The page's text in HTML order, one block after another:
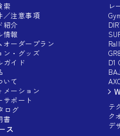
索
／注意事項
紹介
情報
オーダープラン
ン・グッズ
ガイド
いて
メーション
サポート
ログ
書
ス
レ
D1
テ
ク
デ